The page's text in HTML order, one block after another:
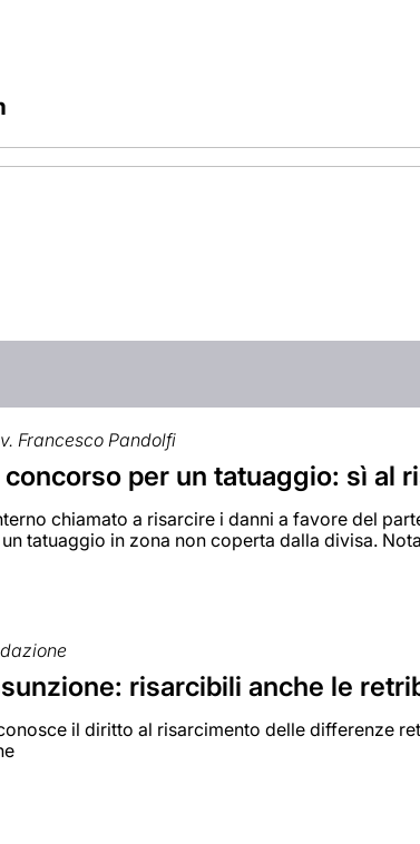
Francesco Pandolfi
concorso per un tatuaggio: sì al
chiamato a risarcire i danni a favore del
tatuaggio in zona non coperta dalla divisa.
risarcibili anche le
il diritto al risarcimento delle differenze